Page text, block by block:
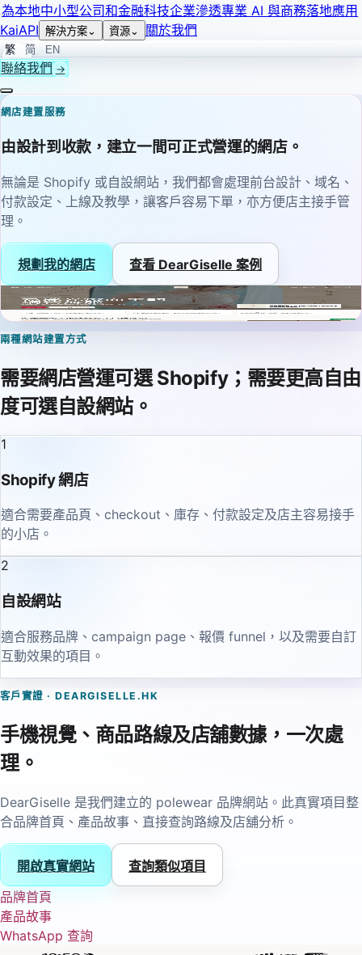
為本地中小型公司和金融科技企業滲透專業 AI 與商務落地應用
KaiAPI 解決方案⌄ 資源⌄ 關於我們
繁 简 EN
聯絡我們 →
網店建置服務
由設計到收款，建立一間可正式營運的網店。
無論是 Shopify 或自設網站，我們都會處理前台設計、域名、
付款設定、上線及教學，讓客戶容易下單，亦方便店主接手管
理。
規劃我的網店
查看 DearGiselle 案例
DearGiselle.hk
真實網店實證
兩種網站建置方式
需要網店營運可選 Shopify；需要更高自由
度可選自設網站。
1
Shopify 網店
適合需要產品頁、checkout、庫存、付款設定及店主容易接手
的小店。
2
自設網站
適合服務品牌、campaign page、報價 funnel，以及需要自訂
互動效果的項目。
客戶實證 · DEARGISELLE.HK
手機視覺、商品路線及店舖數據，一次處
理。
DearGiselle 是我們建立的 polewear 品牌網站。此真實項目整
合品牌首頁、產品故事、直接查詢路線及店舖分析。
開啟真實網站
查詢類似項目
品牌首頁
產品故事
WhatsApp 查詢